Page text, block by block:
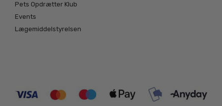
Pets Opdrætter Klub
Events
Lægemiddelstyrelsen